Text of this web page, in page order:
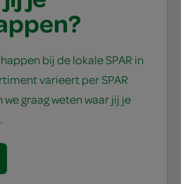
bij de lokale SPAR in
varieert per SPAR
graag weten waar jij je